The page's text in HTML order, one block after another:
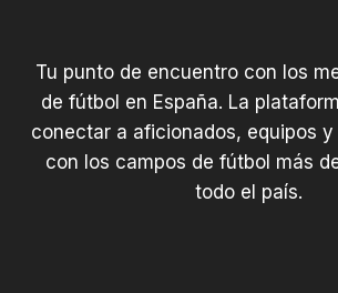
Tu punto de encuentro con los
de fútbol en España. La
conectar a aficionados, equipos
con los campos de fútbol más
todo el país.